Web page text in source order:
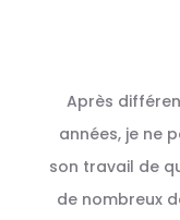
Après
années, je ne
son travail de
de nombreux